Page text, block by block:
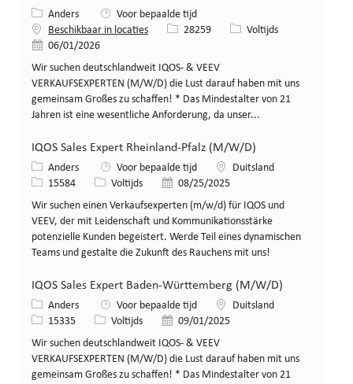
Categorie
Anders
Voor bepaalde tijd
Beschikbaar in locaties
Job-ID28259 Functietype
Voltijds
Gepost op
06/01/2026
Wir suchen deutschlandweit IQOS- & VEEV
VERKAUFSEXPERTEN (M/W/D) die Lust darauf haben mit uns
gemeinsam Großes zu schaffen! * Das Mindestalter von 21
Jahren ist eine wesentliche Anforderung, da unser...
IQOS Sales Expert Rheinland-Pfalz (M/W/D)
Categorie
Anders Voor bepaalde tijd LocatieDuitsland
Job-ID15584 Functietype
Voltijds Gepost op
08/25/2025
Wir suchen einen Verkaufsexperten (m/w/d) für IQOS und
VEEV, der mit Leidenschaft und Kommunikationsstärke
potenzielle Kunden begeistert. Werde Teil eines dynamischen
Teams und gestalte die Zukunft des Rauchens mit uns!
IQOS Sales Expert Baden-Württemberg (M/W/D)
Categorie
Anders Voor bepaalde tijd LocatieDuitsland
Job-ID15335 Functietype
Voltijds Gepost op
09/01/2025
Wir suchen deutschlandweit IQOS- & VEEV
VERKAUFSEXPERTEN (M/W/D) die Lust darauf haben mit uns
gemeinsam Großes zu schaffen! * Das Mindestalter von 21